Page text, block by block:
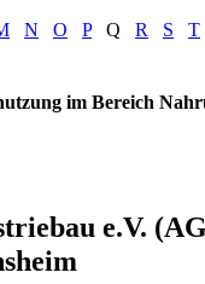
N O PQ R S T
im Bereich
e.V.